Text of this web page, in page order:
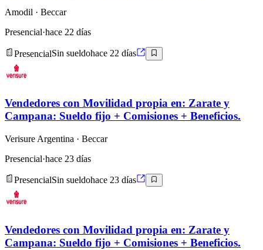
Amodil · Beccar
Presencial·hace 22 días
PresencialSin sueldohace 22 días
Vendedores con Movilidad propia en: Zarate y
Campana: Sueldo fijo + Comisiones + Beneficios.
Verisure Argentina · Beccar
Presencial·hace 23 días
PresencialSin sueldohace 23 días
Vendedores con Movilidad propia en: Zarate y
Campana: Sueldo fijo + Comisiones + Beneficios.